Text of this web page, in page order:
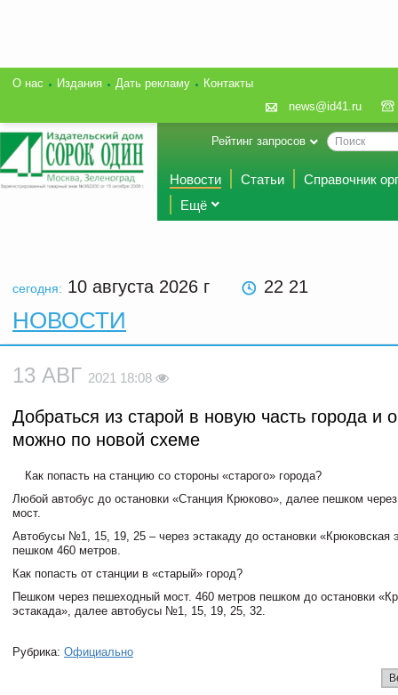
О нас Издания Дать рекламу
Контакты
news@id41.ru
Рейтинг запросов
Новости Статьи
Справочник
Ещё
сегодня: 10 августа 2026 г 22 21
НОВОСТИ
13 АВГ 2021 18:08
Добраться из старой в новую часть города и
можно по новой схеме
Как попасть на станцию со стороны «старого» города?
Любой автобус до остановки «Станция Крюково», далее пешком
мост.
Автобусы №1, 15, 19, 25 – через эстакаду до остановки «Крюковская
пешком 460 метров.
Как попасть от станции в «старый» город?
Пешком через пешеходный мост. 460 метров пешком до остановки
эстакада», далее автобусы №1, 15, 19, 25, 32.
Рубрика: Официально